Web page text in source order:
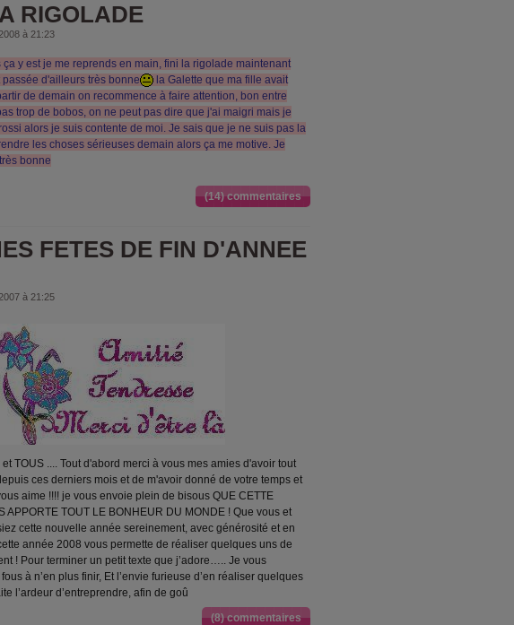
RIGOLADE
à 21:23
ça y est je me reprends en main, fini la rigolade maintenant
d'ailleurs très bonne
la Galette que ma fille avait
de demain on recommence à faire attention, bon entre
trop de bobos, on ne peut pas dire que j'ai maigri mais je
alors je suis contente de moi. Je sais que je ne suis pas la
les choses sérieuses demain alors ça me motive. Je
bonne
(14) commentaires
FETES DE FIN D'ANNEE
à 21:25
TOUS .... Tout d'abord merci à vous mes amies d'avoir tout
ces derniers mois et de m'avoir donné de votre temps et
aime !!!! je vous envoie plein de bisous QUE CETTE
APPORTE TOUT LE BONHEUR DU MONDE ! Que vous et
cette nouvelle année sereinement, avec générosité et en
année 2008 vous permette de réaliser quelques uns de
! Pour terminer un petit texte que j’adore….. Je vous
à n’en plus finir, Et l’envie furieuse d’en réaliser quelques
l’ardeur d’entreprendre, afin de goû
(8) commentaires